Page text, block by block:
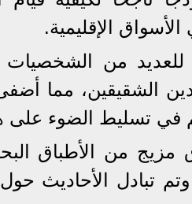
الإقليمية.
للعديد من الشخصيات
الشقيقين، مما
في تسليط الضوء على
من الأطباق
وتم تبادل الأحاديث